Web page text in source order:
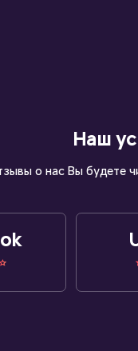
Наш
о нас Вы будете